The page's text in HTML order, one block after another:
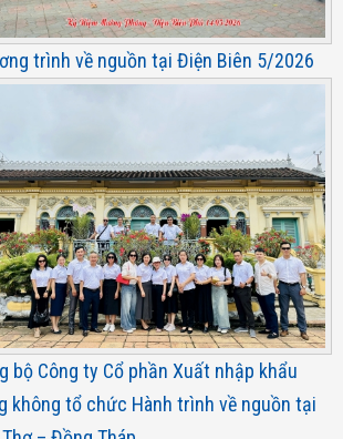
trình về nguồn tại Điện Biên 5/2026
bộ Công ty Cổ phần Xuất nhập khẩu
không tổ chức Hành trình về nguồn tại